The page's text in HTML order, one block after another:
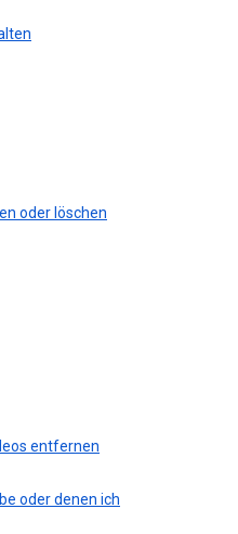
oder löschen
entfernen
oder denen ich